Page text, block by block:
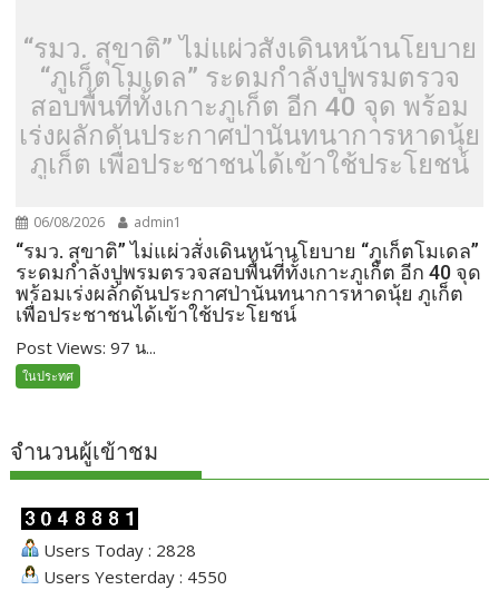
“รมว. สุขาติ” ไม่แผ่วสั่งเดินหน้านโยบาย
“ภูเก็ตโมเดล” ระดมกำลังปูพรมตรวจ
สอบพื้นที่ทั้งเกาะภูเก็ต อีก 40 จุด พร้อม
เร่งผลักดันประกาศป่านันทนาการหาดนุ้ย
ภูเก็ต เพื่อประชาชนได้เข้าใช้ประโยชน์
06/08/2026 admin1
“รมว. สุขาติ” ไม่แผ่วสั่งเดินหน้านโยบาย “ภูเก็ตโมเดล”
ระดมกำลังปูพรมตรวจสอบพื้นที่ทั้งเกาะภูเก็ต อีก 40 จุด
พร้อมเร่งผลักดันประกาศป่านันทนาการหาดนุ้ย ภูเก็ต
เพื่อประชาชนได้เข้าใช้ประโยชน์
Post Views: 97 น...
ในประทศ
จำนวนผู้เข้าชม
Users Today : 2828
Users Yesterday : 4550